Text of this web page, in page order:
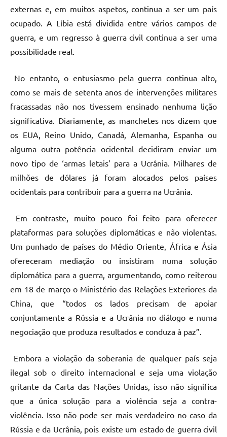
externas e, em muitos aspetos, continua a ser um país
ocupado. A Líbia está dividida entre vários campos de
guerra, e um regresso à guerra civil continua a ser uma
possibilidade real.
No entanto, o entusiasmo pela guerra continua alto,
como se mais de setenta anos de intervenções militares
fracassadas não nos tivessem ensinado nenhuma lição
significativa. Diariamente, as manchetes nos dizem que
os EUA, Reino Unido, Canadá, Alemanha, Espanha ou
alguma outra potência ocidental decidiram enviar um
novo tipo de ‘armas letais’ para a Ucrânia. Milhares de
milhões de dólares já foram alocados pelos países
ocidentais para contribuir para a guerra na Ucrânia.
Em contraste, muito pouco foi feito para oferecer
plataformas para soluções diplomáticas e não violentas.
Um punhado de países do Médio Oriente, África e Ásia
ofereceram mediação ou insistiram numa solução
diplomática para a guerra, argumentando, como reiterou
em 18 de março o Ministério das Relações Exteriores da
China, que “todos os lados precisam de apoiar
conjuntamente a Rússia e a Ucrânia no diálogo e numa
negociação que produza resultados e conduza à paz”.
Embora a violação da soberania de qualquer país seja
ilegal sob o direito internacional e seja uma violação
gritante da Carta das Nações Unidas, isso não significa
que a única solução para a violência seja a contra-
violência. Isso não pode ser mais verdadeiro no caso da
Rússia e da Ucrânia, pois existe um estado de guerra civil